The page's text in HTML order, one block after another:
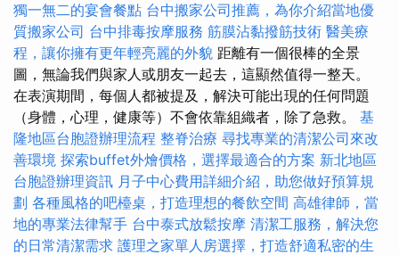
獨一無二的宴會餐點 台中搬家公司推薦，為你介紹當地優
質搬家公司 台中排毒按摩服務 筋膜沾黏撥筋技術 醫美療
程，讓你擁有更年輕亮麗的外貌 距離有一個很棒的全景
圖，無論我們與家人或朋友一起去，這顯然值得一整天。
在表演期間，每個人都被提及，解決可能出現的任何問題
（身體，心理，健康等）不會依靠組織者，除了急救。 基
隆地區台胞證辦理流程 整脊治療 尋找專業的清潔公司來改
善環境 探索buffet外燴價格，選擇最適合的方案 新北地區
台胞證辦理資訊 月子中心費用詳細介紹，助您做好預算規
劃 各種風格的吧檯桌，打造理想的餐飲空間 高雄律師，當
地的專業法律幫手 台中泰式放鬆按摩 清潔工服務，解決您
的日常清潔需求 護理之家單人房選擇，打造舒適私密的生